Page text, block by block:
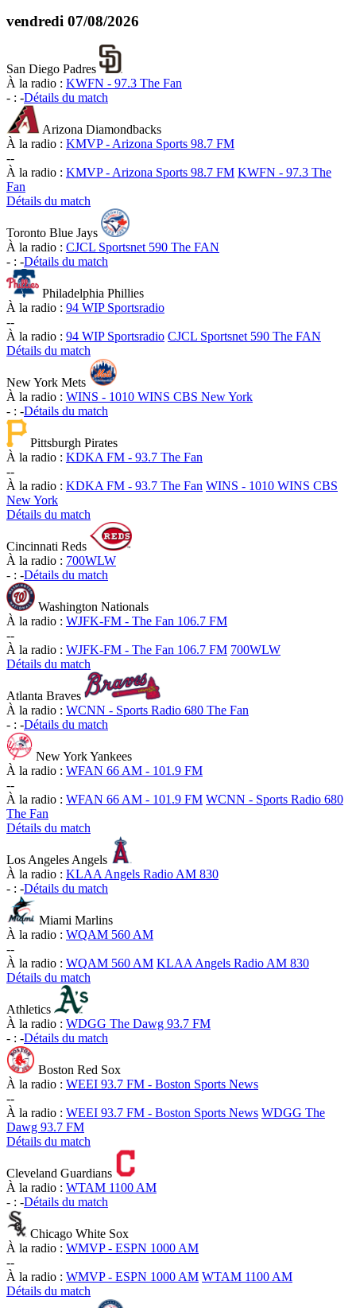
vendredi 07/08/2026
San Diego Padres
À la radio : KWFN - 97.3 The Fan
- : -Détails du match
Arizona Diamondbacks
À la radio : KMVP - Arizona Sports 98.7 FM
--
À la radio : KMVP - Arizona Sports 98.7 FM KWFN - 97.3 The
Fan
Détails du match
Toronto Blue Jays
À la radio : CJCL Sportsnet 590 The FAN
- : -Détails du match
Philadelphia Phillies
À la radio : 94 WIP Sportsradio
--
À la radio : 94 WIP Sportsradio CJCL Sportsnet 590 The FAN
Détails du match
New York Mets
À la radio : WINS - 1010 WINS CBS New York
- : -Détails du match
Pittsburgh Pirates
À la radio : KDKA FM - 93.7 The Fan
--
À la radio : KDKA FM - 93.7 The Fan WINS - 1010 WINS CBS
New York
Détails du match
Cincinnati Reds
À la radio : 700WLW
- : -Détails du match
Washington Nationals
À la radio : WJFK-FM - The Fan 106.7 FM
--
À la radio : WJFK-FM - The Fan 106.7 FM 700WLW
Détails du match
Atlanta Braves
À la radio : WCNN - Sports Radio 680 The Fan
- : -Détails du match
New York Yankees
À la radio : WFAN 66 AM - 101.9 FM
--
À la radio : WFAN 66 AM - 101.9 FM WCNN - Sports Radio 680
The Fan
Détails du match
Los Angeles Angels
À la radio : KLAA Angels Radio AM 830
- : -Détails du match
Miami Marlins
À la radio : WQAM 560 AM
--
À la radio : WQAM 560 AM KLAA Angels Radio AM 830
Détails du match
Athletics
À la radio : WDGG The Dawg 93.7 FM
- : -Détails du match
Boston Red Sox
À la radio : WEEI 93.7 FM - Boston Sports News
--
À la radio : WEEI 93.7 FM - Boston Sports News WDGG The
Dawg 93.7 FM
Détails du match
Cleveland Guardians
À la radio : WTAM 1100 AM
- : -Détails du match
Chicago White Sox
À la radio : WMVP - ESPN 1000 AM
--
À la radio : WMVP - ESPN 1000 AM WTAM 1100 AM
Détails du match